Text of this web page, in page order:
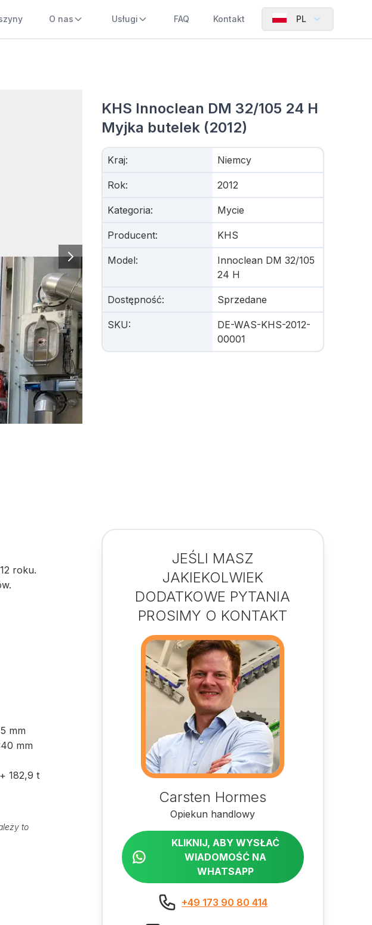
O nas Usługi FAQ Kontakt PL
KHS Innoclean DM 32/105 24 H
Myjka butelek (2012)
Kraj: Niemcy
Rok: 2012
Kategoria: Mycie
Producent: KHS
Model:
Innoclean DM 32/105
24 H
Dostępność: Sprzedane
SKU:
DE-WAS-KHS-2012-
00001
roku.
mm
mm
182,9 t
to
JEŚLI MASZ
JAKIEKOLWIEK
DODATKOWE PYTANIA
PROSIMY O KONTAKT
Carsten Hormes
Opiekun handlowy
KLIKNIJ, ABY WYSŁAĆ
WIADOMOŚĆ NA
WHATSAPP
+49 173 90 80 414